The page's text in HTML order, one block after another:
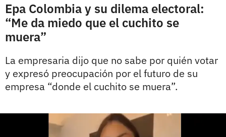
Epa Colombia y su dilema electoral:
“Me da miedo que el cuchito se
muera”
La empresaria dijo que no sabe por quién votar
y expresó preocupación por el futuro de su
empresa “donde el cuchito se muera”.